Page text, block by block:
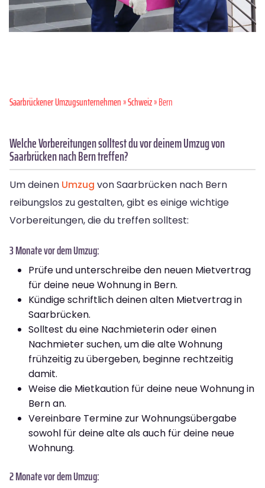
Saarbrückener Umzugsunternehmen»Schweiz» Bern
Welche Vorbereitungen solltest du vor deinem Umzug von
Saarbrücken nach Bern treffen?
Um deinen Umzug von Saarbrücken nach Bern
reibungslos zu gestalten, gibt es einige wichtige
Vorbereitungen, die du treffen solltest:
3 Monate vor dem Umzug:
Prüfe und unterschreibe den neuen Mietvertrag
für deine neue Wohnung in Bern.
Kündige schriftlich deinen alten Mietvertrag in
Saarbrücken.
Solltest du eine Nachmieterin oder einen
Nachmieter suchen, um die alte Wohnung
frühzeitig zu übergeben, beginne rechtzeitig
damit.
Weise die Mietkaution für deine neue Wohnung in
Bern an.
Vereinbare Termine zur Wohnungsübergabe
sowohl für deine alte als auch für deine neue
Wohnung.
2 Monate vor dem Umzug: